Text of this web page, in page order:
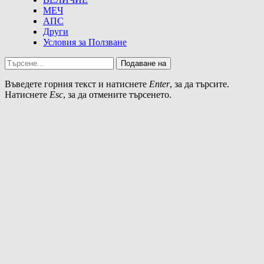
МЕЧ
АПС
Други
Условия за Ползване
Подаване на
Въведете горния текст и натиснете Enter, за да търсите.
Натиснете Esc, за да отмените търсенето.